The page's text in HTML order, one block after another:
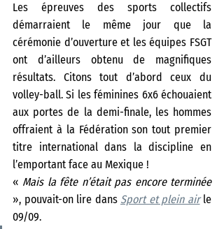
Les épreuves des sports collectifs
démarraient le même jour que la
cérémonie d’ouverture et les équipes FSGT
ont d’ailleurs obtenu de magnifiques
résultats. Citons tout d’abord ceux du
volley-ball. Si les féminines 6x6 échouaient
aux portes de la demi-finale, les hommes
offraient à la Fédération son tout premier
titre international dans la discipline en
l’emportant face au Mexique !
«
Mais la fête n’était pas encore terminée
», pouvait-on lire dans Sport et plein air le
09/09.